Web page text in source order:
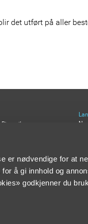
er nødvendige for at
å gi innhold og
godkjenner du
det utført på aller
Øst
Østfold Høytrykk
for å akseptere bruk av